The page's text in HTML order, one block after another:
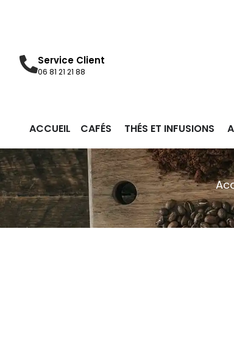
Service Client
06 81 21 21 88
ACCUEIL CAFÉS THÉS ET INFUSIONS